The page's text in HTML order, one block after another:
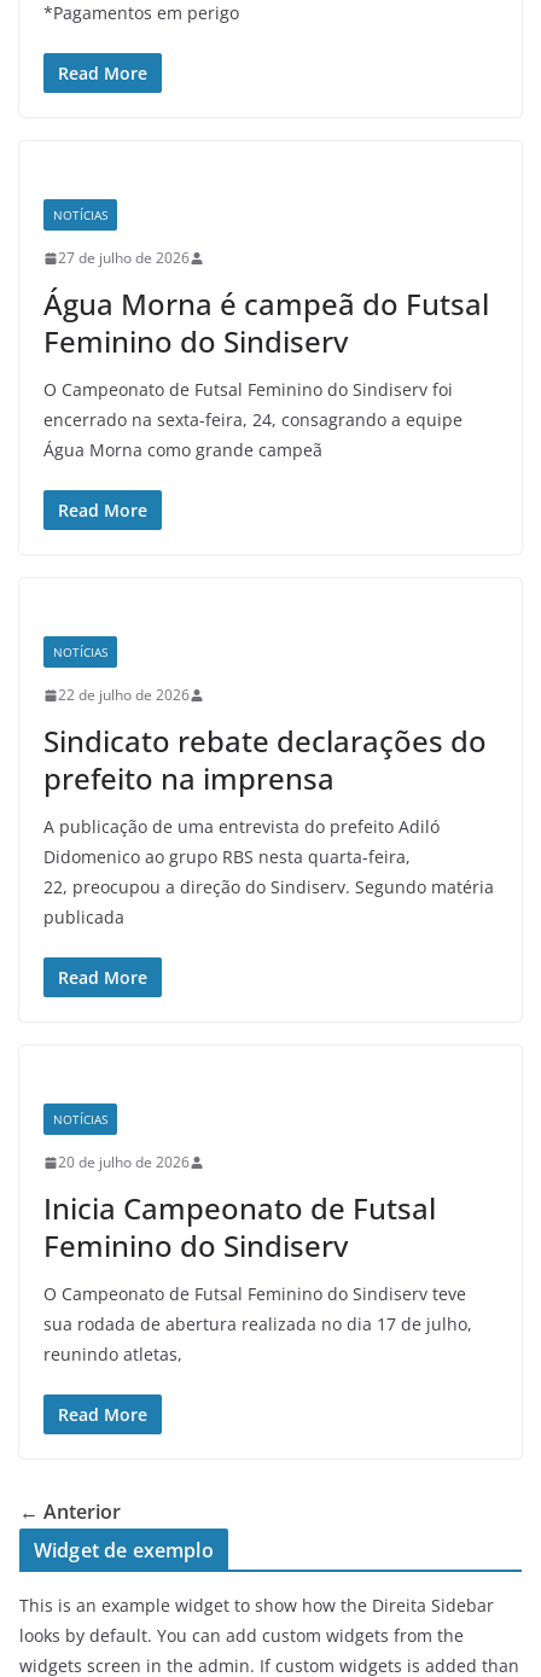
*Pagamentos em perigo
Read More
NOTÍCIAS
27 de julho de 2026
Água Morna é campeã do Futsal
Feminino do Sindiserv
O Campeonato de Futsal Feminino do Sindiserv foi
encerrado na sexta-feira, 24, consagrando a equipe
Água Morna como grande campeã
Read More
NOTÍCIAS
22 de julho de 2026
Sindicato rebate declarações do
prefeito na imprensa
A publicação de uma entrevista do prefeito Adiló
Didomenico ao grupo RBS nesta quarta-feira,
22, preocupou a direção do Sindiserv. Segundo matéria
publicada
Read More
NOTÍCIAS
20 de julho de 2026
Inicia Campeonato de Futsal
Feminino do Sindiserv
O Campeonato de Futsal Feminino do Sindiserv teve
sua rodada de abertura realizada no dia 17 de julho,
reunindo atletas,
Read More
← Anterior
Widget de exemplo
This is an example widget to show how the Direita Sidebar
looks by default. You can add custom widgets from the
widgets screen in the admin. If custom widgets is added than